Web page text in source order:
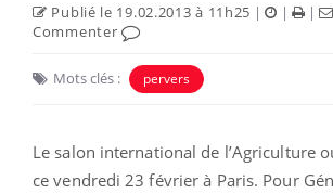
Publié le 19.02.2013 à 11h25 | | |
Commenter
Mots clés : pervers
Le salon international de l’Agriculture
ce vendredi 23 février à Paris. Pour